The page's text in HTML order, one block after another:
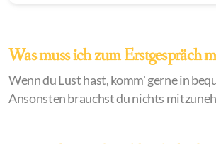
Was muss ich zum Erstgespräch
Wenn du Lust hast, komm' gerne in
Ansonsten brauchstdu nichts